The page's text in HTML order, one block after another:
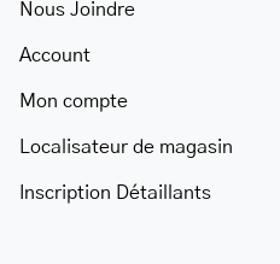
Nous Joindre
Account
Mon compte
Localisateur de magasin
Inscription Détaillants